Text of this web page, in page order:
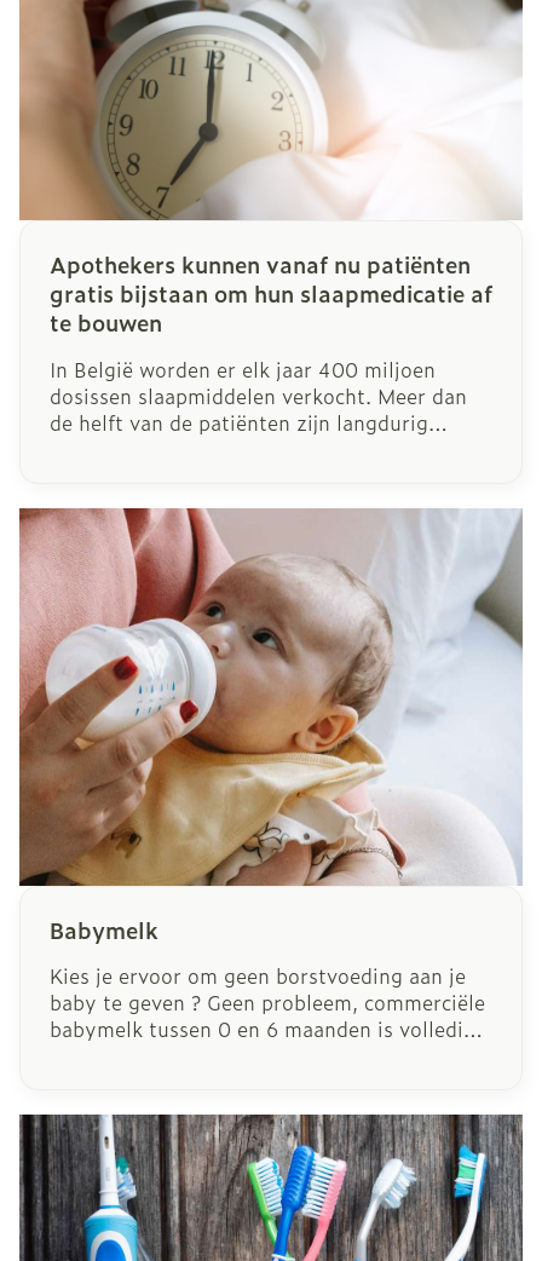
Apothekers kunnen vanaf nu patiënten
gratis bijstaan om hun slaapmedicatie af
te bouwen
In België worden er elk jaar 400 miljoen
dosissen slaapmiddelen verkocht. Meer dan
de helft van de patiënten zijn langdurig
Volksgezondheid met een nieuw traject
waarbij apothekers hun patiënten, op
voorschrift van de huisarts, kunnen
begeleiden om hun afhankelijkheid van
dergelijke medicatie af te bouwen.
Babymelk
Kies je ervoor om geen borstvoeding aan je
baby te geven ? Geen probleem, commerciële
babymelk tussen 0 en 6 maanden is volledig